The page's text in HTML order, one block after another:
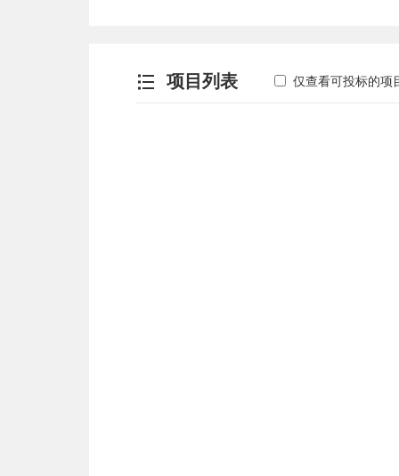
仅查看可投标的项
项目列表